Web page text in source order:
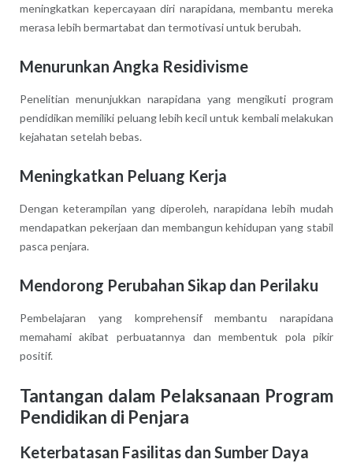
meningkatkan kepercayaan diri narapidana, membantu mereka
merasa lebih bermartabat dan termotivasi untuk berubah.
Menurunkan Angka Residivisme
Penelitian menunjukkan narapidana yang mengikuti program
pendidikan memiliki peluang lebih kecil untuk kembali melakukan
kejahatan setelah bebas.
Meningkatkan Peluang Kerja
Dengan keterampilan yang diperoleh, narapidana lebih mudah
mendapatkan pekerjaan dan membangun kehidupan yang stabil
pasca penjara.
Mendorong Perubahan Sikap dan Perilaku
Pembelajaran yang komprehensif membantu narapidana
memahami akibat perbuatannya dan membentuk pola pikir
positif.
Tantangan dalam Pelaksanaan Program
Pendidikan di Penjara
Keterbatasan Fasilitas dan Sumber Daya